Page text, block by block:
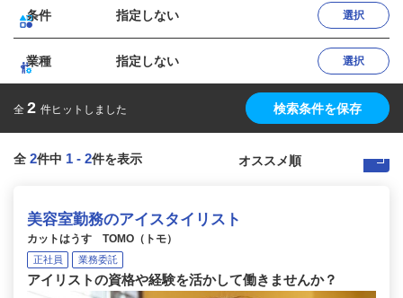
条件 指定しない 選択
業種 指定しない 選択
全 2 件ヒットしました 検索条件を保存
全 2件中 1 - 2件を表示
美容室勤務のアイスタイリスト
カットはうす TOMO（トモ）
正社員 業務委託
アイリストの資格や経験を活かして働きませんか？